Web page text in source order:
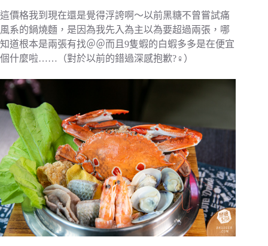
這價格我到現在還是覺得浮誇啊～以前黑糖不曾嘗試痛
風系的鍋燒麵，是因為我先入為主以為要超過兩張，哪
知道根本是兩張有找＠＠而且9隻蝦的白蝦多多是在便宜
個什麼啦……（對於以前的錯過深感抱歉?‍♀️）